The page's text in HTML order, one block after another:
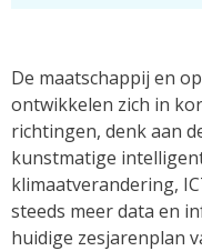
De maatschappij en
ontwikkelen zich in
richtingen, denk aan
kunstmatige
klimaatverandering,
steeds meer data en
huidige zesjarenplan